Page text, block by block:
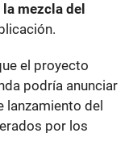
mezcla del
el proyecto
podría anunciar
lanzamiento del
por los